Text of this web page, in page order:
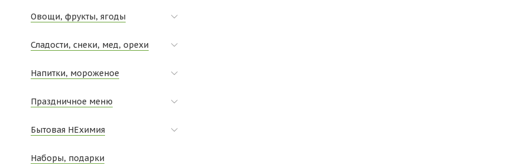
Овощи, фрукты, ягоды
Сладости, снеки, мед, орехи
Напитки, мороженое
Праздничное меню
Бытовая НЕхимия
Наборы, подарки